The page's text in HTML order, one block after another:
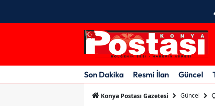
Son Dakika Resmi İlan Güncel
Konya Postası Gazetesi Güncel